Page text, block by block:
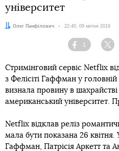
університет
Автор:
Олег Панфілович Дата:
22:40, 09 квітня 2019
Facebook
1
Стримінговий сервіс Netflix
з Фелісіті Гаффман у
визнала провину в шахрайстві
американський університет.
Netflix відклав реліз
мала бути показана 26 квітня.
Гаффман, Патрісія Аркетт та